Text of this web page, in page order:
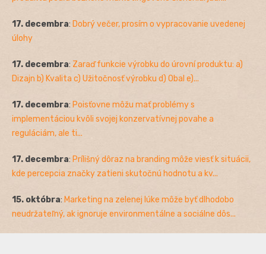
17. decembra: Dobrý večer, prosím o vypracovanie uvedenej
úlohy
17. decembra: Zaraď funkcie výrobku do úrovní produktu: a)
Dizajn b) Kvalita c) Užitočnosť výrobku d) Obal e)...
17. decembra: Poisťovne môžu mať problémy s
implementáciou kvôli svojej konzervatívnej povahe a
reguláciám, ale ti...
17. decembra: Prílišný dôraz na branding môže viesť k situácii,
kde percepcia značky zatieni skutočnú hodnotu a kv...
15. októbra: Marketing na zelenej lúke môže byť dlhodobo
neudržateľný, ak ignoruje environmentálne a sociálne dôs...